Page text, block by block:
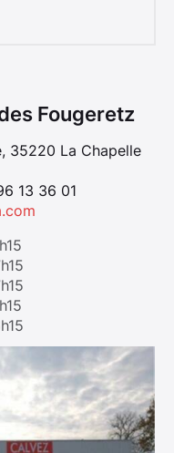
Fougeretz
La Chapelle
13 36 01